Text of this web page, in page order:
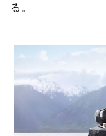
る。